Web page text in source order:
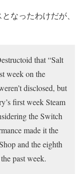
なったわけだが、
that “Salt
week on the
disclosed, but
first week Steam
the Switch
made it the
and the eighth
past week.